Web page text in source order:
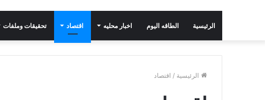
الرئيسية الطاقه اليوم اخبار محليه اقتصاد تحقيقات وملفات
الرئيسية / اقتصاد